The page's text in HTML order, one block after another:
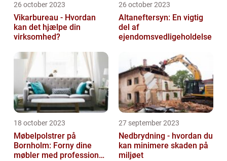
26 october 2023
Vikarbureau - Hvordan
kan det hjælpe din
virksomhed?
26 october 2023
Altaneftersyn: En vigtig
del af
ejendomsvedligeholdelse
18 october 2023
Møbelpolstrer på
Bornholm: Forny dine
møbler med professionel
27 september 2023
Nedbrydning - hvordan du
kan minimere skaden på
miljøet